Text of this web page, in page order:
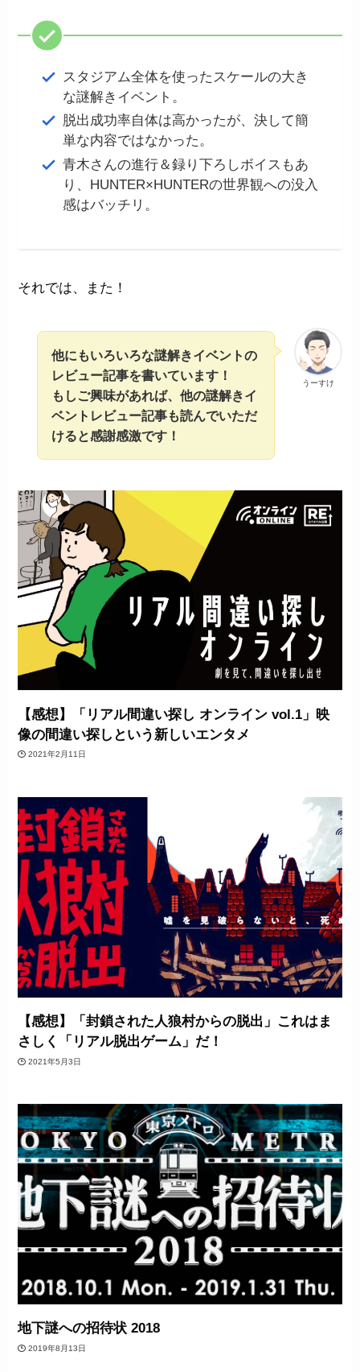
スタジアム全体を使ったスケールの大き
な謎解きイベント。
脱出成功率自体は高かったが、決して簡
単な内容ではなかった。
青木さんの進行＆録り下ろしボイスもあ
り、HUNTER×HUNTERの世界観への没入
感はバッチリ。
それでは、また！
うーすけ
他にもいろいろな謎解きイベントの
レビュー記事を書いています！
もしご興味があれば、他の謎解きイ
ベントレビュー記事も読んでいただ
けると感謝感激です！
【感想】「リアル間違い探し オンライン vol.1」映
像の間違い探しという新しいエンタメ
2021年2月11日
【感想】「封鎖された人狼村からの脱出」これはま
さしく「リアル脱出ゲーム」だ！
2021年5月3日
地下謎への招待状 2018
2019年8月13日